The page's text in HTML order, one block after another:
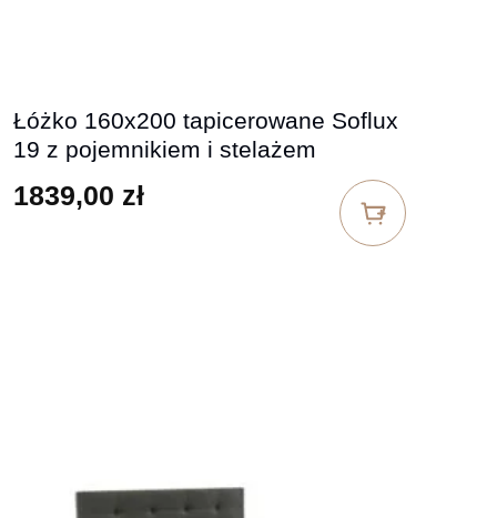
Łóżko 160x200 tapicerowane Soflux
19 z pojemnikiem i stelażem
1839,00 zł